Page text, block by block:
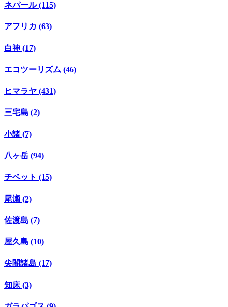
ネパール (115)
アフリカ (63)
白神 (17)
エコツーリズム (46)
ヒマラヤ (431)
三宅島 (2)
小諸 (7)
八ヶ岳 (94)
チベット (15)
尾瀬 (2)
佐渡島 (7)
屋久島 (10)
尖閣諸島 (17)
知床 (3)